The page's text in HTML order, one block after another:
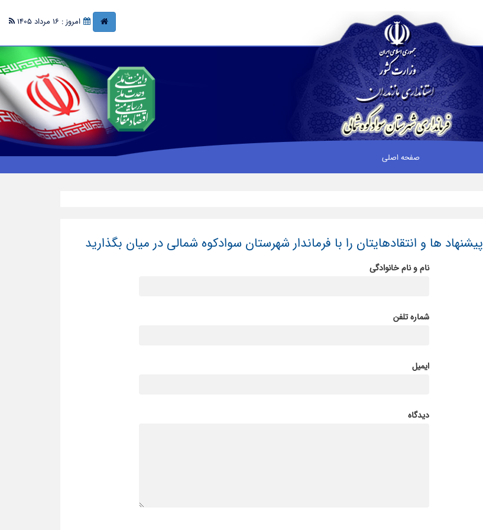
امروز : 16 مرداد 1405
صفحه اصلی
پیشنهاد ها و انتقادهایتان را با فرماندار شهرستان سوادکوه شمالی در میان بگذارید
نام و نام خانوادگی
شماره تلفن
ایمیل
دیدگاه